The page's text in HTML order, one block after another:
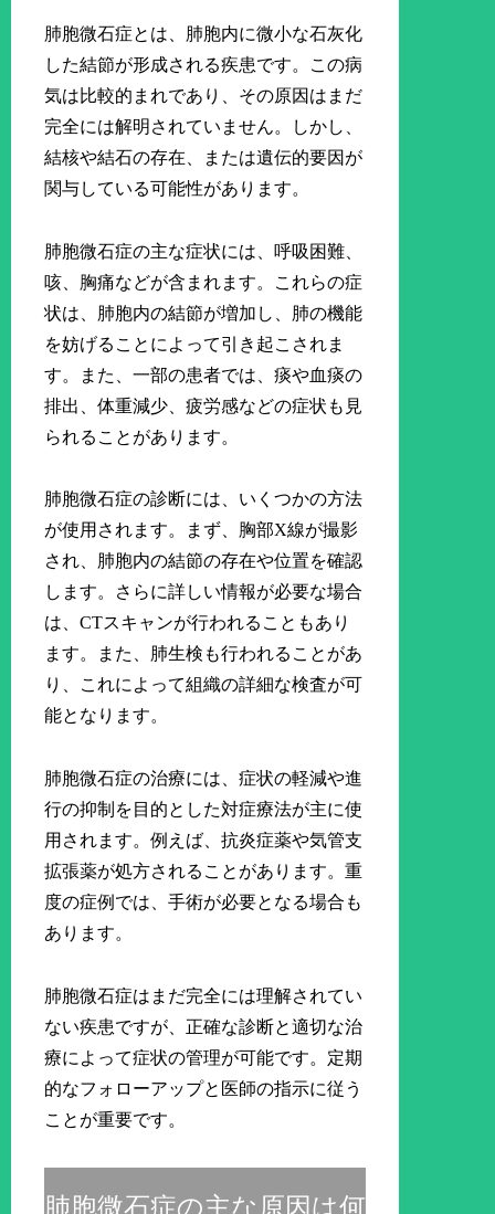
肺胞微石症とは、肺胞内に微小な石灰化
した結節が形成される疾患です。この病
気は比較的まれであり、その原因はまだ
完全には解明されていません。しかし、
結核や結石の存在、または遺伝的要因が
関与している可能性があります。
肺胞微石症の主な症状には、呼吸困難、
咳、胸痛などが含まれます。これらの症
状は、肺胞内の結節が増加し、肺の機能
を妨げることによって引き起こされま
す。また、一部の患者では、痰や血痰の
排出、体重減少、疲労感などの症状も見
られることがあります。
肺胞微石症の診断には、いくつかの方法
が使用されます。まず、胸部X線が撮影
され、肺胞内の結節の存在や位置を確認
します。さらに詳しい情報が必要な場合
は、CTスキャンが行われることもあり
ます。また、肺生検も行われることがあ
り、これによって組織の詳細な検査が可
能となります。
肺胞微石症の治療には、症状の軽減や進
行の抑制を目的とした対症療法が主に使
用されます。例えば、抗炎症薬や気管支
拡張薬が処方されることがあります。重
度の症例では、手術が必要となる場合も
あります。
肺胞微石症はまだ完全には理解されてい
ない疾患ですが、正確な診断と適切な治
療によって症状の管理が可能です。定期
的なフォローアップと医師の指示に従う
ことが重要です。
肺胞微石症の主な原因は何